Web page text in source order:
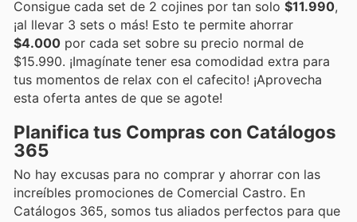
Consigue cada set de 2 cojines por tan solo $11.990,
¡al llevar 3 sets o más! Esto te permite ahorrar
$4.000 por cada set sobre su precio normal de
$15.990. ¡Imagínate tener esa comodidad extra para
tus momentos de relax con el cafecito! ¡Aprovecha
esta oferta antes de que se agote!
Planifica tus Compras con Catálogos
365
No hay excusas para no comprar y ahorrar con las
increíbles promociones de Comercial Castro. En
Catálogos 365, somos tus aliados perfectos para que